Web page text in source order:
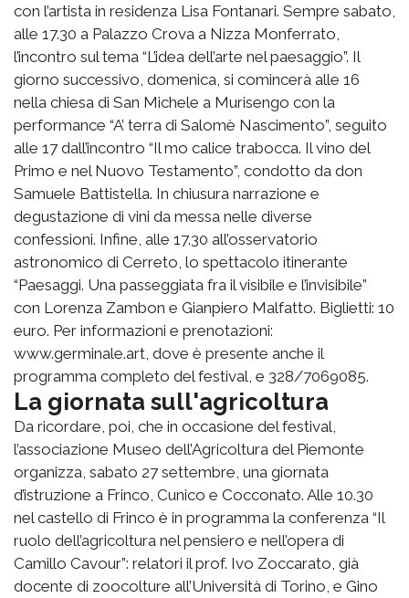
con l’artista in residenza Lisa Fontanari. Sempre sabato,
alle 17.30 a Palazzo Crova a Nizza Monferrato,
l’incontro sul tema “L’idea dell’arte nel paesaggio”. Il
giorno successivo, domenica, si comincerà alle 16
nella chiesa di San Michele a Murisengo con la
performance “A’ terra di Salomè Nascimento”, seguito
alle 17 dall’incontro “Il mo calice trabocca. Il vino del
Primo e nel Nuovo Testamento”, condotto da don
Samuele Battistella. In chiusura narrazione e
degustazione di vini da messa nelle diverse
confessioni. Infine, alle 17.30 all’osservatorio
astronomico di Cerreto, lo spettacolo itinerante
“Paesaggi. Una passeggiata fra il visibile e l’invisibile”
con Lorenza Zambon e Gianpiero Malfatto. Biglietti: 10
euro. Per informazioni e prenotazioni:
www.germinale.art, dove è presente anche il
programma completo del festival, e 328/7069085.
La giornata sull'agricoltura
Da ricordare, poi, che in occasione del festival,
l’associazione Museo dell’Agricoltura del Piemonte
organizza, sabato 27 settembre, una giornata
d’istruzione a Frinco, Cunico e Cocconato. Alle 10.30
nel castello di Frinco è in programma la conferenza “Il
ruolo dell’agricoltura nel pensiero e nell’opera di
Camillo Cavour”: relatori il prof. Ivo Zoccarato, già
docente di zoocolture all’Università di Torino, e Gino